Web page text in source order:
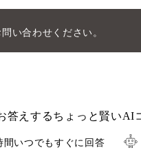
い合わせください。
えするちょっと賢いAI
間いつでもすぐに回答